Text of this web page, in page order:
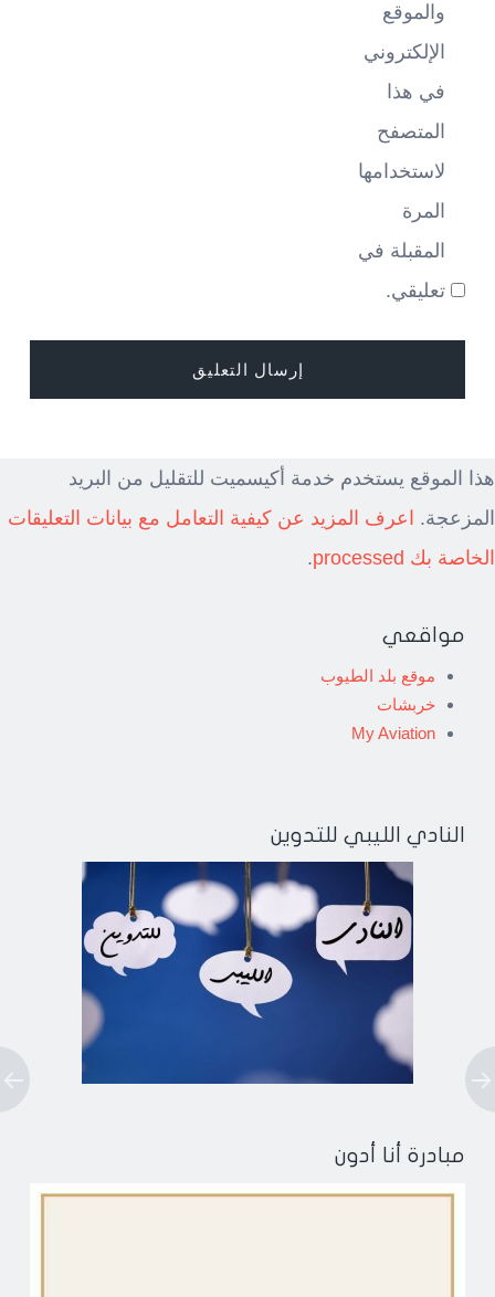
والموقع
الإلكتروني
في هذا
المتصفح
لاستخدامها
المرة
المقبلة في
تعليقي.
هذا الموقع يستخدم خدمة أكيسميت للتقليل من البريد
المزعجة.
اعرف المزيد عن كيفية التعامل مع بيانات التعليقات
الخاصة بك processed
.
مواقعي
موقع بلد الطيوب
خربشات
My Aviation
النادي الليبي للتدوين
مبادرة أنا أدون